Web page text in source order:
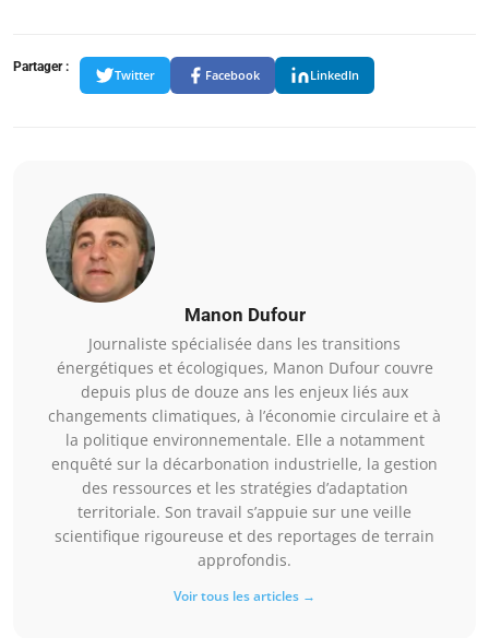
Partager :
Twitter Facebook LinkedIn
Manon Dufour
Journaliste spécialisée dans les transitions
énergétiques et écologiques, Manon Dufour couvre
depuis plus de douze ans les enjeux liés aux
changements climatiques, à l’économie circulaire et à
la politique environnementale. Elle a notamment
enquêté sur la décarbonation industrielle, la gestion
des ressources et les stratégies d’adaptation
territoriale. Son travail s’appuie sur une veille
scientifique rigoureuse et des reportages de terrain
approfondis.
Voir tous les articles →